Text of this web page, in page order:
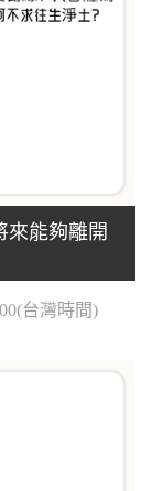
來能夠離開
台灣時間)